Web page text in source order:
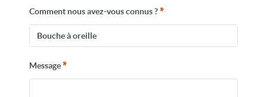
Comment nous avez-vous connus ? *
Message *